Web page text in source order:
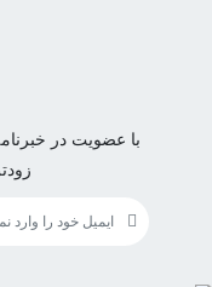
با عضویت در